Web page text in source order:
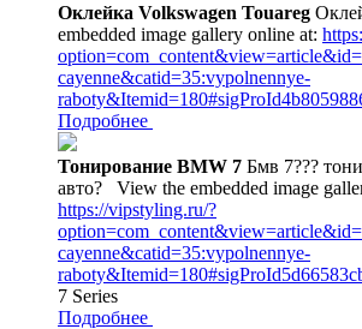
Оклейка Volkswagen Touareg
embedded image gallery online at:
cayenne&catid=35:vypolnennye-
Подробнее
Тонирование BMW 7 Бмв 7???
авто?
View the embedded image
https://vipstyling.ru/?
cayenne&catid=35:vypolnennye-
7 Series
Подробнее